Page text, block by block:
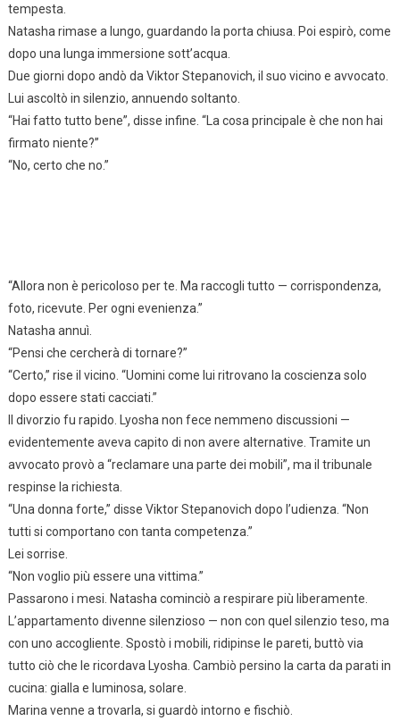
tempesta.
Natasha rimase a lungo, guardando la porta chiusa. Poi espirò, come
dopo una lunga immersione sott’acqua.
Due giorni dopo andò da Viktor Stepanovich, il suo vicino e avvocato.
Lui ascoltò in silenzio, annuendo soltanto.
“Hai fatto tutto bene”, disse infine. “La cosa principale è che non hai
firmato niente?”
“No, certo che no.”
“Allora non è pericoloso per te. Ma raccogli tutto — corrispondenza,
foto, ricevute. Per ogni evenienza.”
Natasha annuì.
“Pensi che cercherà di tornare?”
“Certo,” rise il vicino. “Uomini come lui ritrovano la coscienza solo
dopo essere stati cacciati.”
Il divorzio fu rapido. Lyosha non fece nemmeno discussioni —
evidentemente aveva capito di non avere alternative. Tramite un
avvocato provò a “reclamare una parte dei mobili”, ma il tribunale
respinse la richiesta.
“Una donna forte,” disse Viktor Stepanovich dopo l’udienza. “Non
tutti si comportano con tanta competenza.”
Lei sorrise.
“Non voglio più essere una vittima.”
Passarono i mesi. Natasha cominciò a respirare più liberamente.
L’appartamento divenne silenzioso — non con quel silenzio teso, ma
con uno accogliente. Spostò i mobili, ridipinse le pareti, buttò via
tutto ciò che le ricordava Lyosha. Cambiò persino la carta da parati in
cucina: gialla e luminosa, solare.
Marina venne a trovarla, si guardò intorno e fischiò.